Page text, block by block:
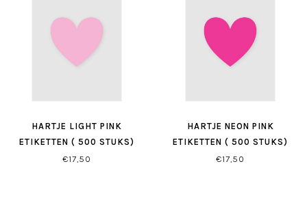
HARTJE LIGHT PINK
ETIKETTEN ( 500 STUKS)
€17,50
HARTJE NEON PINK
ETIKETTEN ( 500 STUKS)
€17,50